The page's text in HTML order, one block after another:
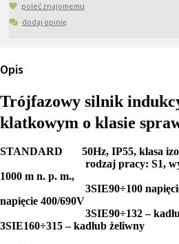
poleć znajomemu
dodaj opinię
Opis
Trójfazowy silnik
klatkowym o klasie
STANDARD 50Hz, IP55, klasa
rodzaj pracy: S1,
1000 m n. p. m.,
3SIE90÷100 napięcie 230/
napięcie 400/690V
3SIE90÷132 – kadłub
3SIE160÷315 – kadłub żeliwny